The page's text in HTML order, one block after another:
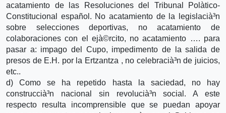
acatamiento de las Resoluciones del Tribunal Polà­tico-
Constitucional español. No acatamiento de la legislacià³n
sobre selecciones deportivas, no acatamiento de
colaboraciones con el ejà©rcito, no acatamiento …. para
pasar a: impago del Cupo, impedimento de la salida de
presos de E.H. por la Ertzantza , no celebracià³n de juicios,
etc..
d) Como se ha repetido hasta la saciedad, no hay
construccià³n nacional sin revolucià³n social. A este
respecto resulta incomprensible que se puedan apoyar